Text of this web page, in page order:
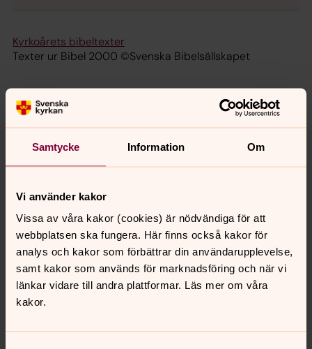
Samtycke Information Om
Vi använder kakor
Vissa av våra kakor (cookies) är nödvändiga för att
webbplatsen ska fungera. Här finns också kakor för
analys och kakor som förbättrar din användarupplevelse,
samt kakor som används för marknadsföring och när vi
länkar vidare till andra plattformar. Läs mer om våra
kakor.
Kyrkoårets bibeltexter
Texter ur Bibel 2000 ©Svenska Bibelsällskapet